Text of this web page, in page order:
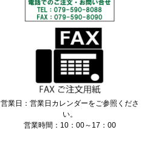
営業日：営業日カレンダーをご参照くださ
い。
営業時間：10：00～17：00